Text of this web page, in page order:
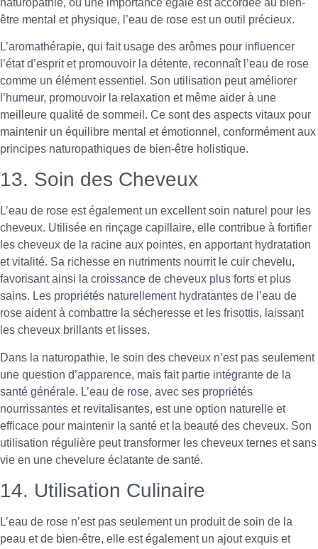
être mental et physique, l’eau de rose est un outil précieux.
L’aromathérapie, qui fait usage des arômes pour influencer
l’état d’esprit et promouvoir la détente, reconnaît l’eau de rose
comme un élément essentiel. Son utilisation peut améliorer
l’humeur, promouvoir la relaxation et même aider à une
meilleure qualité de sommeil. Ce sont des aspects vitaux pour
maintenir un équilibre mental et émotionnel, conformément aux
principes naturopathiques de bien-être holistique.
13. Soin des Cheveux
L’eau de rose est également un excellent soin naturel pour les
cheveux. Utilisée en rinçage capillaire, elle contribue à fortifier
les cheveux de la racine aux pointes, en apportant hydratation
et vitalité. Sa richesse en nutriments nourrit le cuir chevelu,
favorisant ainsi la croissance de cheveux plus forts et plus
sains. Les propriétés naturellement hydratantes de l’eau de
rose aident à combattre la sécheresse et les frisottis, laissant
les cheveux brillants et lisses.
Dans la naturopathie, le soin des cheveux n’est pas seulement
une question d’apparence, mais fait partie intégrante de la
santé générale. L’eau de rose, avec ses propriétés
nourrissantes et revitalisantes, est une option naturelle et
efficace pour maintenir la santé et la beauté des cheveux. Son
utilisation régulière peut transformer les cheveux ternes et sans
vie en une chevelure éclatante de santé.
14. Utilisation Culinaire
L’eau de rose n’est pas seulement un produit de soin de la
peau et de bien-être, elle est également un ajout exquis et